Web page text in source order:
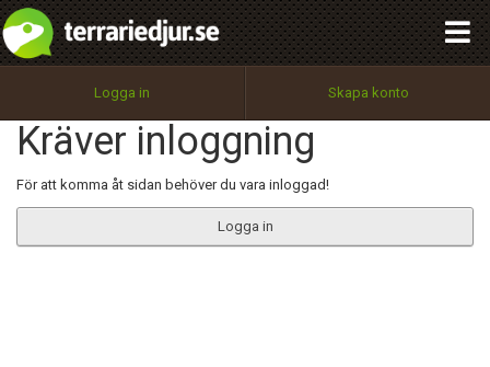
Logga in Skapa konto
Kräver inloggning
För att komma åt sidan behöver du vara inloggad!
Logga in
Utför
100%
OK
integritetspolicy
Namn:
Epost:
Begär nytt lösenord
Tillbaka till förstasidan